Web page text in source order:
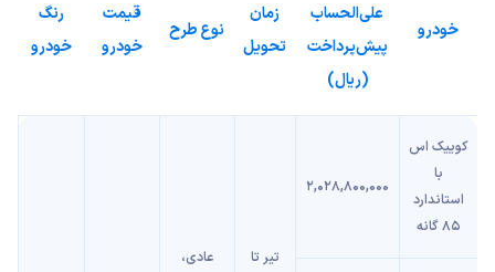
خودرو
علی‌الحساب
پیش‌پرداخت
(ریال)
زمان
تحویل
نوع طرح
قیمت
خودرو
رنگ
خودرو
کوییک اس
با
استاندارد
85 گانه
2,028,800,000
تیر تا
عادی،